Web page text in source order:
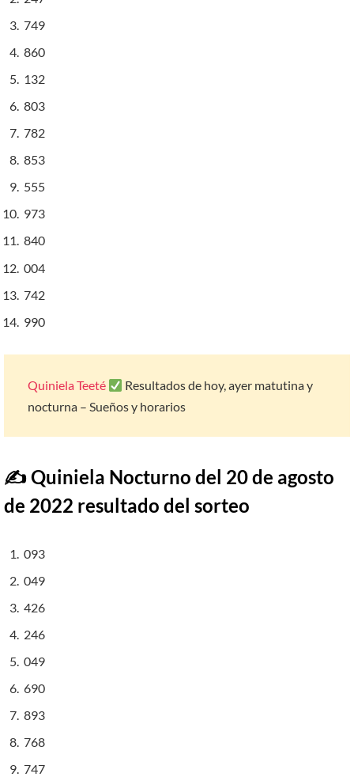
749
860
132
803
782
853
555
973
840
004
742
990
Quiniela Teeté
Resultados de hoy, ayer matutina y
nocturna – Sueños y horarios
✍ Quiniela Nocturno del 20 de agosto
de 2022 resultado del sorteo
093
049
426
246
049
690
893
768
747